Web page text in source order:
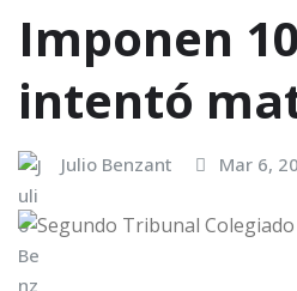
Imponen
intentó
Julio Benzant Mar 6,